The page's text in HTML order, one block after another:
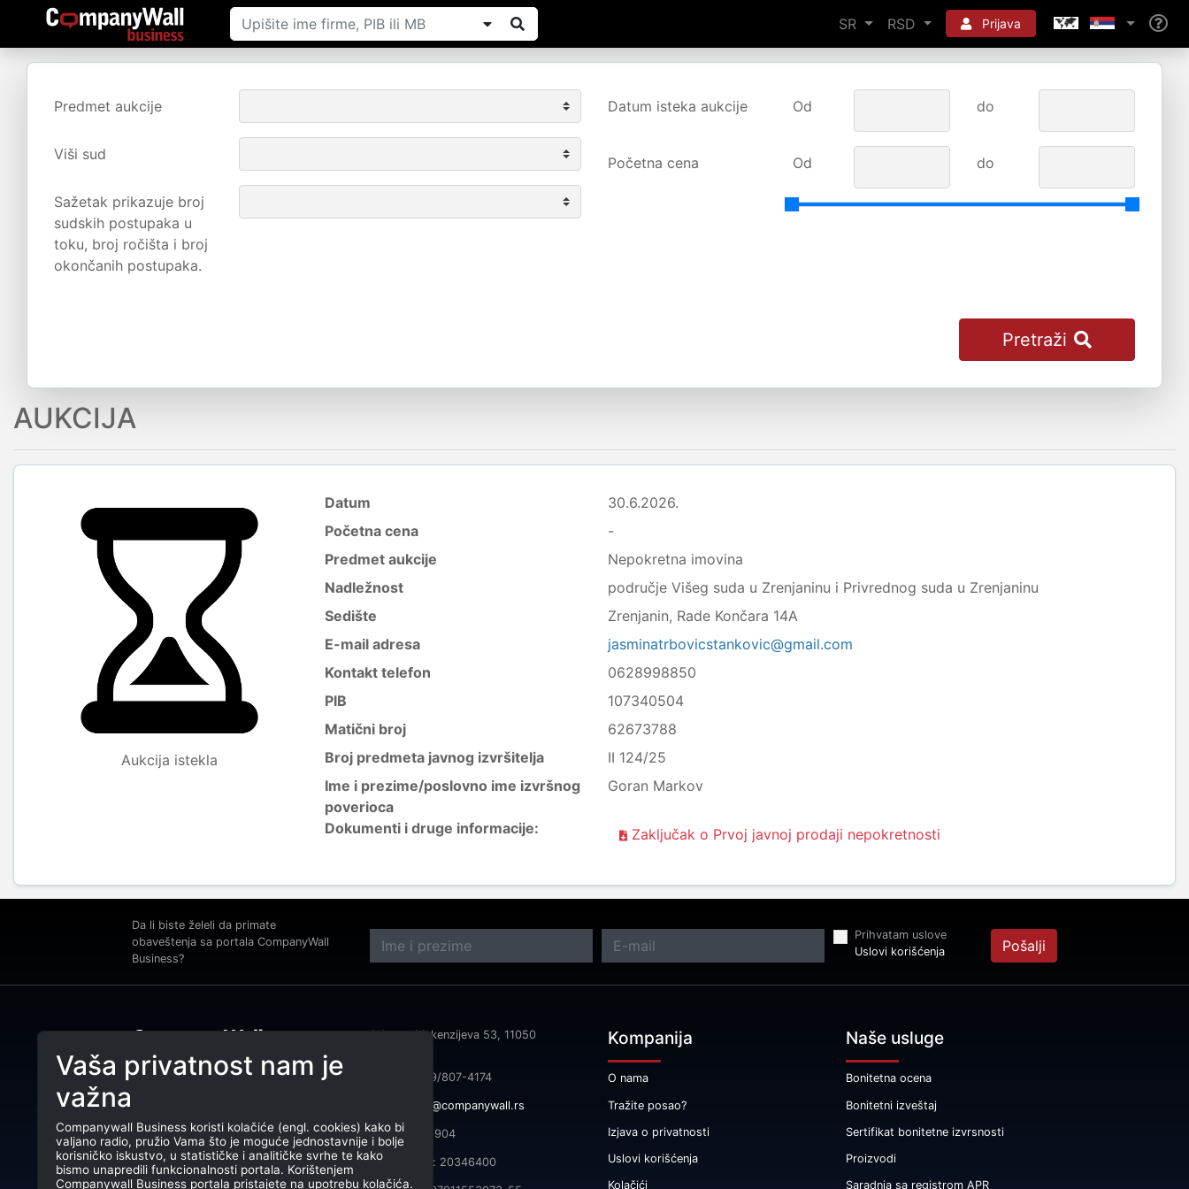
SR RSD Prijava
Predmet aukcije
Viši sud
Sažetak prikazuje broj
sudskih postupaka u
toku, broj ročišta i broj
okončanih postupaka.
Datum isteka aukcije Od do
Početna cena Od do
Pretraži
AUKCIJA
Aukcija istekla
Datum
30.6.2026.
Početna cena
-
Predmet aukcije
Nepokretna imovina
Nadležnost
područje Višeg suda u Zrenjaninu i Privrednog suda u Zrenjaninu
Sedište
Zrenjanin, Rade Končara 14A
E-mail adresa
jasminatrbovicstankovic@gmail.com
Kontakt telefon
0628998850
PIB
107340504
Matični broj
62673788
Broj predmeta javnog izvršitelja
II 124/25
Ime i prezime/poslovno ime izvršnog
poverioca
Goran Markov
Dokumenti i druge informacije: Zaključak o Prvoj javnoj prodaji nepokretnosti
Da li biste želeli da primate
obaveštenja sa portala CompanyWall
Business?
Prihvatam uslove
Uslovi korišćenja
Pošalji
povezivanjem klijenata.
CompanyWall Business © 2026
Adresa: Makenzijeva 53, 11050
Telefon: 069/807-4174
info@companywall.rs
PIB: 105340904
Matični broj: 20346400
Kompanija
O nama
Tražite posao?
Izjava o privatnosti
Uslovi korišćenja
Kolačići
Naše usluge
Bonitetna ocena
Bonitetni izveštaj
Sertifikat bonitetne izvrsnosti
Proizvodi
Saradnja sa registrom APR
Vaša privatnost nam je
važna
Companywall Business koristi kolačiće (engl. cookies) kako bi
valjano radio, pružio Vama što je moguće jednostavnije i bolje
korisničko iskustvo, u statističke i analitičke svrhe te kako
bismo unapredili funkcionalnosti portala. Korištenjem
Companywall Business portala pristajete na upotrebu kolačića.